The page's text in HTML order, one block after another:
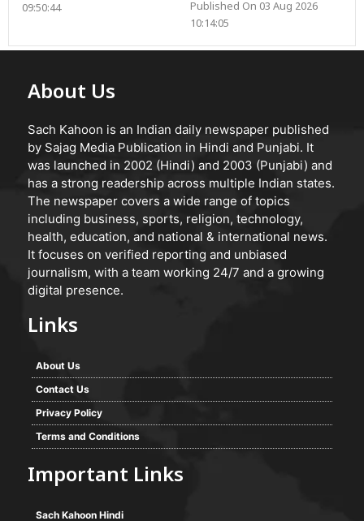
09:50:44
Published On 03 Aug 2026
10:14:05
About Us
Sach Kahoon is an Indian daily newspaper published
by Sajag Media Publication in Hindi and Punjabi. It
was launched in 2002 (Hindi) and 2003 (Punjabi) and
has a strong readership across multiple Indian states.
The newspaper covers a wide range of topics
including business, sports, religion, technology,
health, education, and national & international news.
It focuses on verified reporting and unbiased
journalism, with a team working 24/7 and a growing
digital presence.
Links
About Us
Contact Us
Privacy Policy
Terms and Conditions
Important Links
Sach Kahoon Hindi